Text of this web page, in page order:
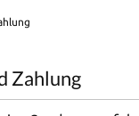
Zahlung